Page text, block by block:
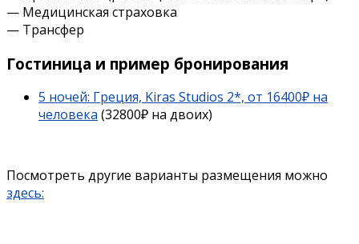
— Медицинская страховка
— Трансфер
Гостиница и пример бронирования
5 ночей: Греция, Kiras Studios 2*, от 16400₽ на
человека (32800₽ на двоих)
Посмотреть другие варианты размещения можно
здесь: